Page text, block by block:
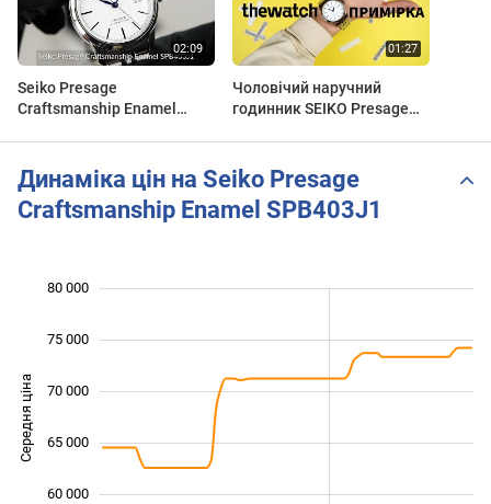
Seiko Presage
Craftsmanship Enamel
Чоловічий наручний
годинник SEIKO Presage
Динаміка цін на Seiko Presage
Craftsmanship Enamel SPB403J1
Середня ціна
60 000
65 000
70 000
75 000
80 000